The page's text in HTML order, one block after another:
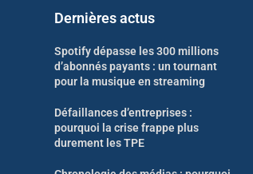
Dernières actus
Spotify dépasse les 300 millions
d’abonnés payants : un tournant
pour la musique en streaming
Défaillances d’entreprises :
pourquoi la crise frappe plus
durement les TPE